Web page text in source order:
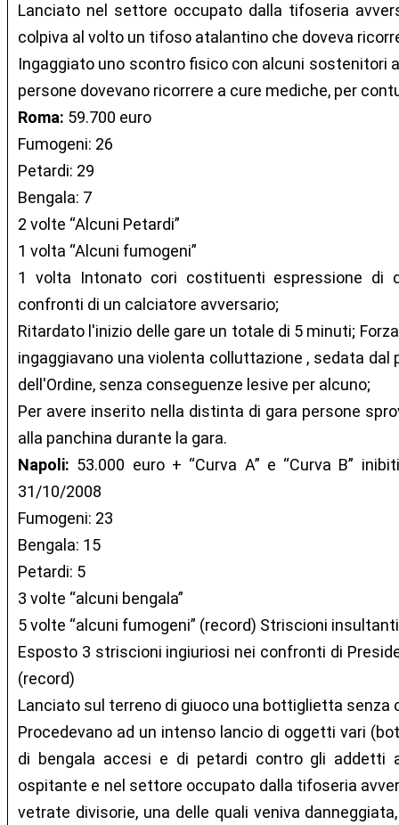
Lanciato nel settore occupato dalla tifoseria
colpiva al volto un tifoso atalantino che doveva
Ingaggiato uno scontro fisico con alcuni sostenitori
persone dovevano ricorrere a cure mediche, per
Roma: 59.700 euro
Fumogeni: 26
Petardi: 29
Bengala: 7
2 volte “Alcuni Petardi”
1 volta “Alcuni fumogeni”
1 volta Intonato cori costituenti espressione di
confronti di un calciatore avversario;
Ritardato l'inizio delle gare un totale di 5 minuti;
ingaggiavano una violenta colluttazione , sedata dal
dell'Ordine, senza conseguenze lesive per alcuno;
Per avere inserito nella distinta di gara persone
alla panchina durante la gara.
Napoli: 53.000 euro + “Curva A” e “Curva B”
31/10/2008
Fumogeni: 23
Bengala: 15
Petardi: 5
3 volte “alcuni bengala”
5 volte “alcuni fumogeni” (record) Striscioni
Esposto 3 striscioni ingiuriosi nei confronti di
(record)
Lanciato sul terreno di giuoco una bottiglietta senza
Procedevano ad un intenso lancio di oggetti vari
di bengala accesi e di petardi contro gli addetti
ospitante e nel settore occupato dalla tifoseria
vetrate divisorie, una delle quali veniva